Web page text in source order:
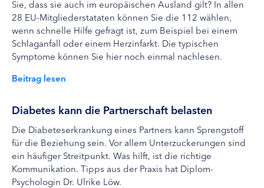
Sie, dass sie auch im europäischen Ausland gilt? In allen
28 EU-Mitgliederstataten können Sie die 112 wählen,
wenn schnelle Hilfe gefragt ist, zum Beispiel bei einem
Schlaganfall oder einem Herzinfarkt. Die typischen
Symptome können Sie hier noch einmal nachlesen.
Beitrag lesen
Diabetes kann die Partnerschaft belasten
Die Diabeteserkrankung eines Partners kann Sprengstoff
für die Beziehung sein. Vor allem Unterzuckerungen sind
ein häufiger Streitpunkt. Was hilft, ist die richtige
Kommunikation. Tipps aus der Praxis hat Diplom-
Psychologin Dr. Ulrike Löw.